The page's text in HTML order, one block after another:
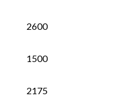
2600
1500
2175